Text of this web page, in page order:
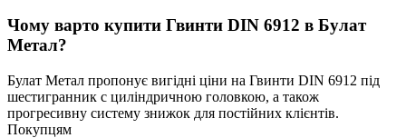
Чому варто купити Гвинти DIN 6912 в Булат
Метал?
Булат Метал пропонує вигідні ціни на Гвинти DIN 6912 під
шестигранник c циліндричною головкою, а також
прогресивну систему знижок для постійних клієнтів.
Покупцям